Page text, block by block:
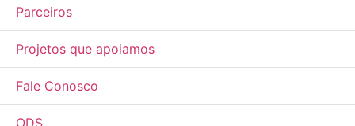
Parceiros
Projetos que apoiamos
Fale Conosco
ODS